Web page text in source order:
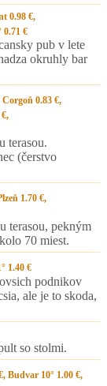
0.98 €,
0.71 €
pub v lete
okruhly bar
Corgoň 0.83 €,
terasou.
(čerstvo
1.70 €,
terasou, pekným
70 miest.
1.40 €
podnikov
ale je to skoda,
so stolmi.
Budvar 10° 1.00 €,